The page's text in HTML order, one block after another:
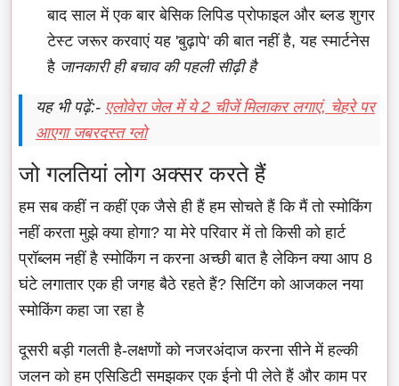
बाद साल में एक बार बेसिक लिपिड प्रोफाइल और ब्लड शुगर
टेस्ट जरूर करवाएं यह 'बुढ़ापे' की बात नहीं है, यह स्मार्टनेस
है जानकारी ही बचाव की पहली सीढ़ी है
यह भी पढ़ें:- एलोवेरा जेल में ये 2 चीजें मिलाकर लगाएं, चेहरे पर
आएगा जबरदस्त ग्लो
जो गलतियां लोग अक्सर करते हैं
हम सब कहीं न कहीं एक जैसे ही हैं हम सोचते हैं कि मैं तो स्मोकिंग
नहीं करता मुझे क्या होगा? या मेरे परिवार में तो किसी को हार्ट
प्रॉब्लम नहीं है स्मोकिंग न करना अच्छी बात है लेकिन क्या आप 8
घंटे लगातार एक ही जगह बैठे रहते हैं? सिटिंग को आजकल नया
स्मोकिंग कहा जा रहा है
दूसरी बड़ी गलती है-लक्षणों को नजरअंदाज करना सीने में हल्की
जलन को हम एसिडिटी समझकर एक ईनो पी लेते हैं और काम पर